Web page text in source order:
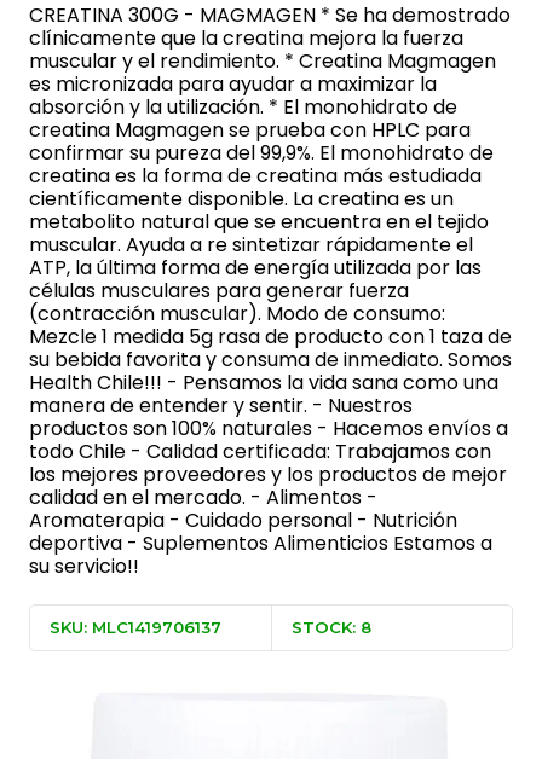
CREATINA 300G - MAGMAGEN * Se ha demostrado
clínicamente que la creatina mejora la fuerza
muscular y el rendimiento. * Creatina Magmagen
es micronizada para ayudar a maximizar la
absorción y la utilización. * El monohidrato de
creatina Magmagen se prueba con HPLC para
confirmar su pureza del 99,9%. El monohidrato de
creatina es la forma de creatina más estudiada
científicamente disponible. La creatina es un
metabolito natural que se encuentra en el tejido
muscular. Ayuda a re sintetizar rápidamente el
ATP, la última forma de energía utilizada por las
células musculares para generar fuerza
(contracción muscular). Modo de consumo:
Mezcle 1 medida 5g rasa de producto con 1 taza de
su bebida favorita y consuma de inmediato. Somos
Health Chile!!! - Pensamos la vida sana como una
manera de entender y sentir. - Nuestros
productos son 100% naturales - Hacemos envíos a
todo Chile - Calidad certificada: Trabajamos con
los mejores proveedores y los productos de mejor
calidad en el mercado. - Alimentos -
Aromaterapia - Cuidado personal - Nutrición
deportiva - Suplementos Alimenticios Estamos a
su servicio!!
SKU: MLC1419706137 STOCK: 8